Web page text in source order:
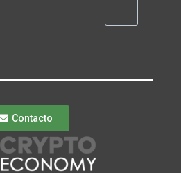
Contacto